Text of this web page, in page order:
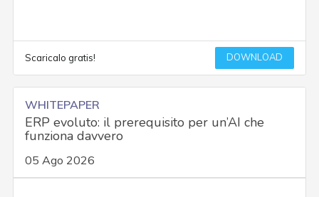
Scaricalo gratis! DOWNLOAD
WHITEPAPER
ERP evoluto: il prerequisito per un’AI che
funziona davvero
05 Ago 2026